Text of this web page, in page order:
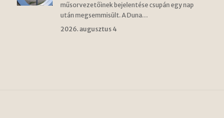
műsorvezetőinek bejelentése csupán egy nap
után megsemmisült. A Duna…
2026. augusztus 4